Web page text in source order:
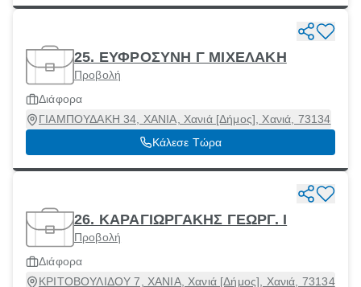
25. ΕΥΦΡΟΣΥΝΗ Γ ΜΙΧΕΛΑΚΗ
Προβολή
Διάφορα
ΓΙΑΜΠΟΥΔΑΚΗ 34, ΧΑΝΙΑ, Χανιά [Δήμος], Χανιά, 73134
Κάλεσε Τώρα
26. ΚΑΡΑΓΙΩΡΓΑΚΗΣ ΓΕΩΡΓ. Ι
Προβολή
Διάφορα
ΚΡΙΤΟΒΟΥΛΙΔΟΥ 7, ΧΑΝΙΑ, Χανιά [Δήμος], Χανιά, 73134